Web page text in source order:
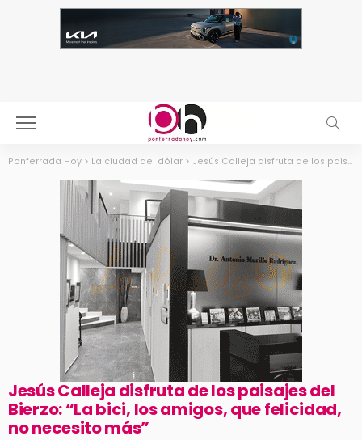
Ponferrada Hoy > La ciudad del dólar > Jesús Calleja disfruta de los paisajes del Bierzo: “La bici, los amigos, que felicidad, no necesito más”
Jesús Calleja disfruta de los paisajes del
Bierzo: “La bici, los amigos, que felicidad,
no necesito más”